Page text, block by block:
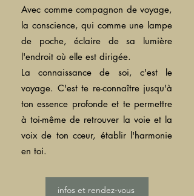
Avec comme compagnon de voyage,
la conscience, qui comme une lampe
de poche, éclaire de sa lumière
l'endroit où elle est dirigée.
La connaissance de soi, c'est le
voyage. C'est te re-connaître jusqu'à
ton essence profonde et te permettre
à toi-même de retrouver la voie et la
voix de ton cœur, établir l'harmonie
en toi.
infos et rendez-vous